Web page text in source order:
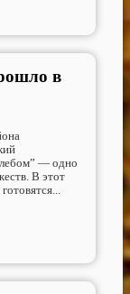
в
— одно
В этот